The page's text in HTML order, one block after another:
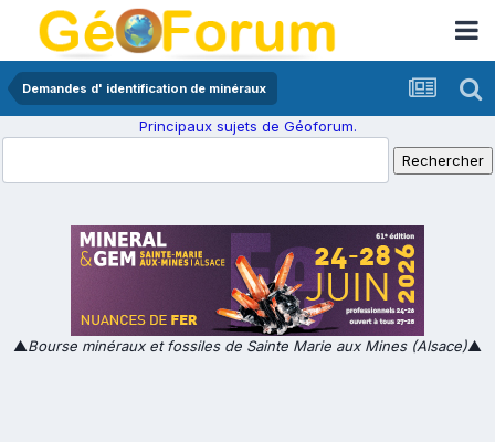
Demandes d' identification de minéraux
Principaux sujets de Géoforum.
▲Bourse minéraux et fossiles de Sainte Marie aux Mines (Alsace)▲